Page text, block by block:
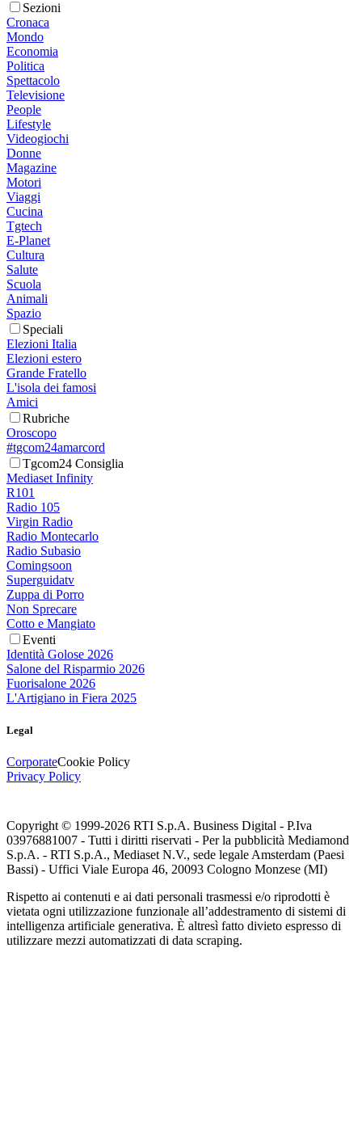
Sezioni
Cronaca
Mondo
Economia
Politica
Spettacolo
Televisione
People
Lifestyle
Videogiochi
Donne
Magazine
Motori
Viaggi
Cucina
Tgtech
E-Planet
Cultura
Salute
Scuola
Animali
Spazio
Speciali
Elezioni Italia
Elezioni estero
Grande Fratello
L'isola dei famosi
Amici
Rubriche
Oroscopo
#tgcom24amarcord
Tgcom24 Consiglia
Mediaset Infinity
R101
Radio 105
Virgin Radio
Radio Montecarlo
Radio Subasio
Comingsoon
Superguidatv
Zuppa di Porro
Non Sprecare
Cotto e Mangiato
Eventi
Identità Golose 2026
Salone del Risparmio 2026
Fuorisalone 2026
L'Artigiano in Fiera 2025
Legal
CorporateCookie Policy
Privacy Policy
Copyright © 1999-2026 RTI S.p.A. Business Digital - P.Iva
03976881007 - Tutti i diritti riservati - Per la pubblicità Mediamond
S.p.A. - RTI S.p.A., Mediaset N.V., sede legale Amsterdam (Paesi
Bassi) - Uffici Viale Europa 46, 20093 Cologno Monzese (MI)
Rispetto ai contenuti e ai dati personali trasmessi e/o riprodotti è
vietata ogni utilizzazione funzionale all’addestramento di sistemi di
intelligenza artificiale generativa. È altresì fatto divieto espresso di
utilizzare mezzi automatizzati di data scraping.